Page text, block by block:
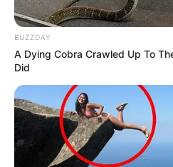
BUZZDAY
A Dying Cobra Crawled Up To
Did